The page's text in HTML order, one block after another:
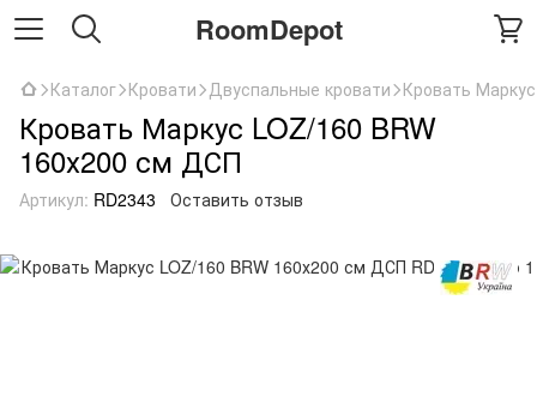
RoomDepot
Каталог Кровати Двуспальные кровати Кровать
Кровать Маркус LOZ/160 BRW
160х200 см ДСП
Артикул: RD2343 Оставить отзыв